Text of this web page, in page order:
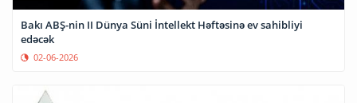
Bakı ABŞ-nin II Dünya Süni İntellekt Həftəsinə ev sahibliyi
edəcək
02-06-2026